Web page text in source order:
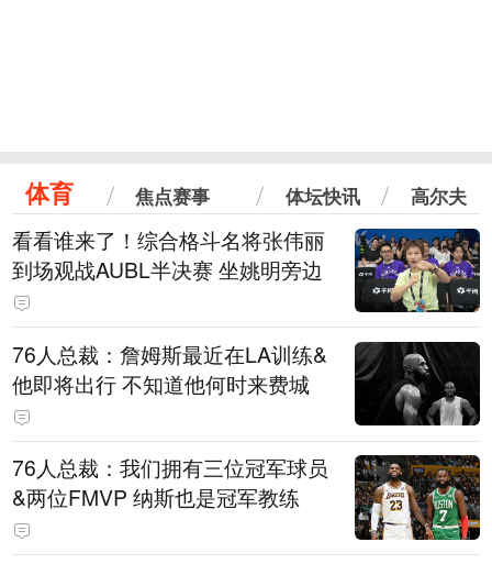
体育 焦点赛事 体坛快讯 高尔夫
看看谁来了！综合格斗名将张伟丽
到场观战AUBL半决赛 坐姚明旁边
76人总裁：詹姆斯最近在LA训练&
他即将出行 不知道他何时来费城
76人总裁：我们拥有三位冠军球员
&两位FMVP 纳斯也是冠军教练